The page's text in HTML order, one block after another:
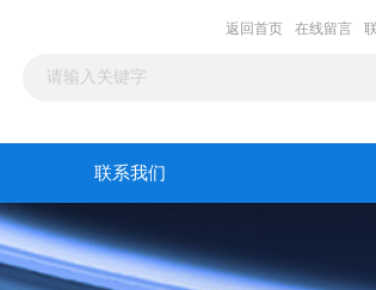
返回首页 在线留言
联系我们